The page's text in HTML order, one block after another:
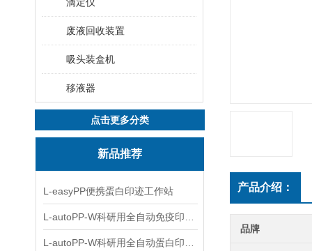
废液回收装置
吸头装盒机
移液器
点击更多分类
新品推荐
L-easyPP便携蛋白印迹工作站 产品介绍：
品牌